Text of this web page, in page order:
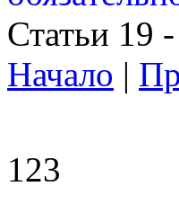
Статьи 19
Начало |
123